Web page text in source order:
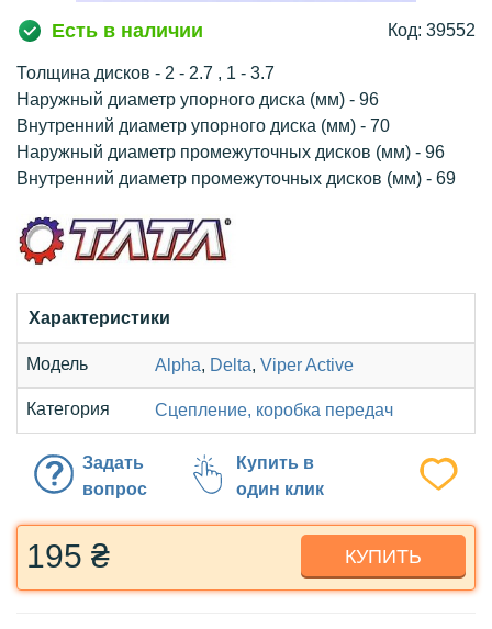
Есть в наличии Код: 39552
Толщина дисков - 2 - 2.7 , 1 - 3.7
Наружный диаметр упорного диска (мм) - 96
Внутренний диаметр упорного диска (мм) - 70
Наружный диаметр промежуточных дисков (мм) - 96
Внутренний диаметр промежуточных дисков (мм) - 69
Характеристики
Модель Alpha, Delta, Viper Active
Категория Сцепление, коробка передач
Задать
вопрос
Купить в
один клик
195 ₴ КУПИТЬ